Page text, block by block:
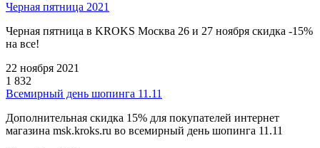
Черная пятница 2021
Черная пятница в KROKS Москва 26 и 27 ноября скидка -15%
на все!
22 ноября 2021
1 832
Всемирный день шопинга 11.11
Дополнительная скидка 15% для покупателей интернет
магазина msk.kroks.ru во всемирный день шопинга 11.11